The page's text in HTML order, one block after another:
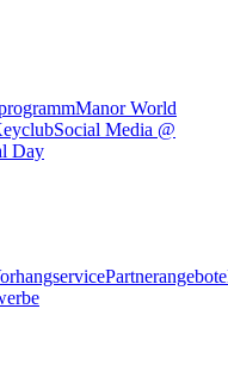
Manor World
Social Media @
Day
Partnerangebote